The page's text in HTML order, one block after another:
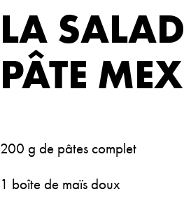
LA
PÂTE
200 g de pâtes complet
1 boîte de maïs doux